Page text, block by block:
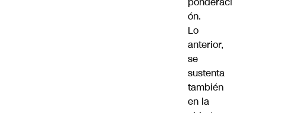
ón.
Lo
anterior,
se
sustenta
también
en la